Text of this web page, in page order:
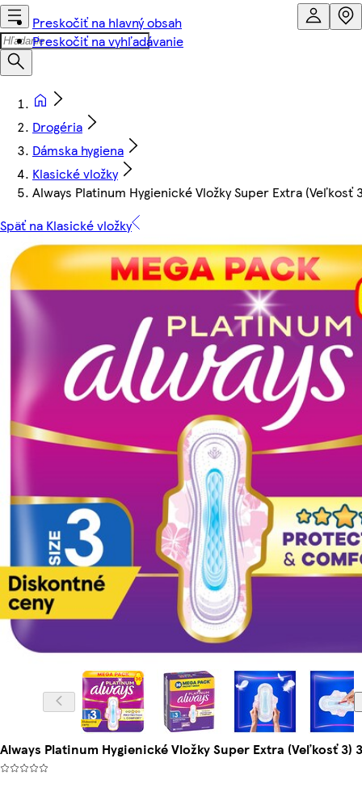
Preskočiť na hlavný obsah
Preskočiť na vyhľadávanie
Drogéria
Dámska hygiena
Klasické vložky
Always Platinum Hygienické Vložky Super Extra (Veľkosť
Späť na Klasické vložky
Always Platinum Hygienické Vložky Super Extra (Veľkosť 3)